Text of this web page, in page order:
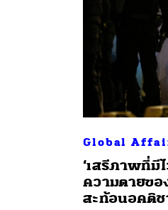
Global
‘เสรีภาพที่มี
ความตายขอ
สะท้อนอคติ